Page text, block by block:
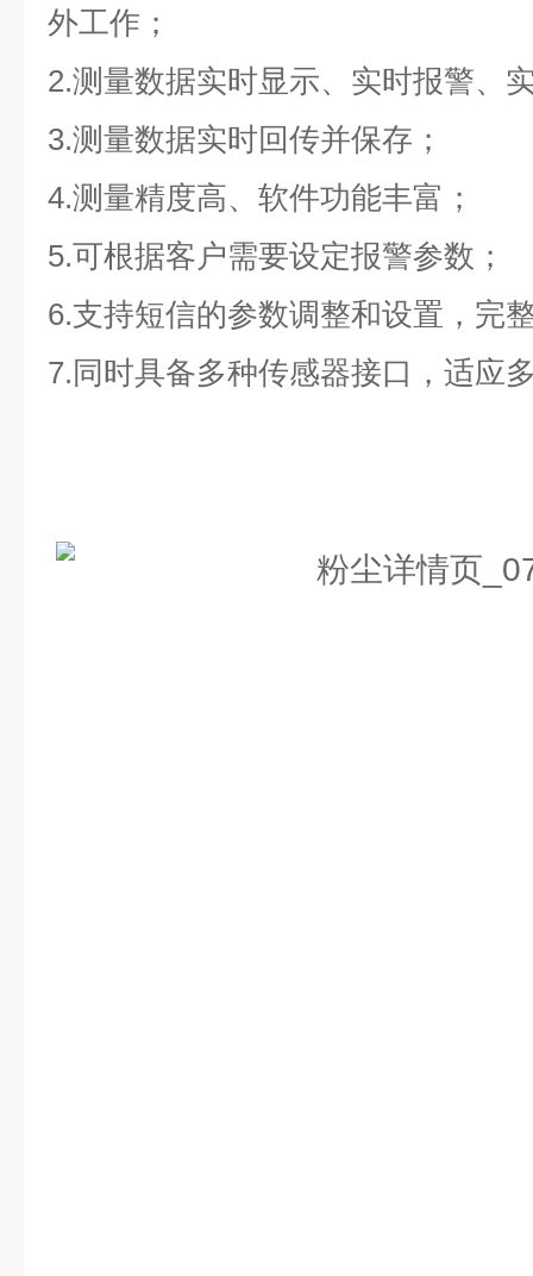
外工作；
2.测量数据实时显示、实时报警、
3.测量数据实时回传并保存；
4.测量精度高、软件功能丰富；
5.可根据客户需要设定报警参数；
6.支持短信的参数调整和设置，完
7. 同时具备多种传感器接口，适应